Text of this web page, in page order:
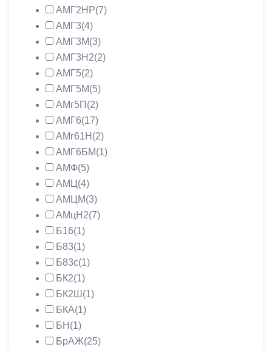
АМГ2НР(7)
АМГ3(4)
АМГ3М(3)
АМГ3Н2(2)
АМГ5(2)
АМГ5М(5)
АМг5П (2)
АМГ6(17)
АМг61Н (2)
АМГ6БМ(1)
АМФ(5)
АМЦ (4)
АМЦМ(3)
АМцН2(7)
Б16(1)
Б83(1)
Б83с(1)
БК2(1)
БК2Ш (1)
БКА(1)
БН (1)
БрАЖ(25)